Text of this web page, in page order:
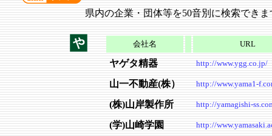
県内の企業・団体等を50音別に検索できま
会社名 URL
ヤゲタ精器 http://www.ygg.co.jp/
山一不動産(株） http://www.yama1-
(株)山岸製作所 http://yamagishi-
(学)山崎学園 http://